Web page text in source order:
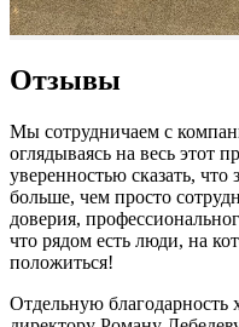
Отзывы
Мы сотрудничаем с
оглядываясь на весь этот
уверенностью сказать, что
больше, чем просто
доверия,
что рядом есть люди, на
положиться!
Отдельную благодарность